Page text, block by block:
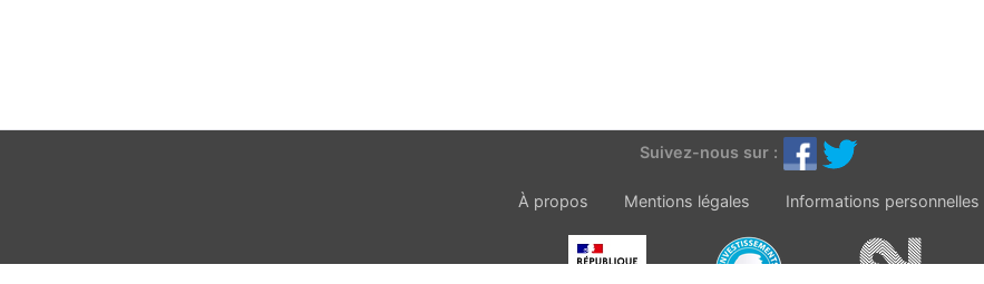
Suivez-nous sur :
À propos Mentions légales Informations personnelles